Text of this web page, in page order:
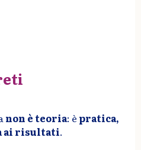
non è teoria: è pratica,
ai risultati.